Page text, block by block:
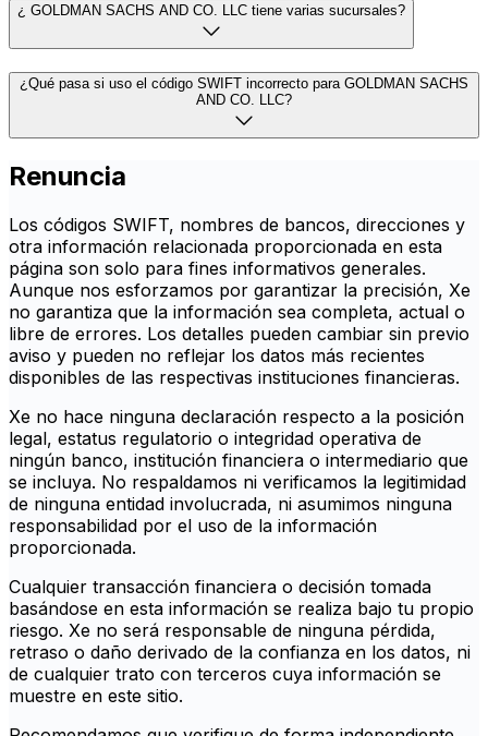
¿ GOLDMAN SACHS AND CO. LLC tiene varias sucursales?
¿Qué pasa si uso el código SWIFT incorrecto para GOLDMAN SACHS
AND CO. LLC?
Renuncia
Los códigos SWIFT, nombres de bancos, direcciones y
otra información relacionada proporcionada en esta
página son solo para fines informativos generales.
Aunque nos esforzamos por garantizar la precisión, Xe
no garantiza que la información sea completa, actual o
libre de errores. Los detalles pueden cambiar sin previo
aviso y pueden no reflejar los datos más recientes
disponibles de las respectivas instituciones financieras.
Xe no hace ninguna declaración respecto a la posición
legal, estatus regulatorio o integridad operativa de
ningún banco, institución financiera o intermediario que
se incluya. No respaldamos ni verificamos la legitimidad
de ninguna entidad involucrada, ni asumimos ninguna
responsabilidad por el uso de la información
proporcionada.
Cualquier transacción financiera o decisión tomada
basándose en esta información se realiza bajo tu propio
riesgo. Xe no será responsable de ninguna pérdida,
retraso o daño derivado de la confianza en los datos, ni
de cualquier trato con terceros cuya información se
muestre en este sitio.